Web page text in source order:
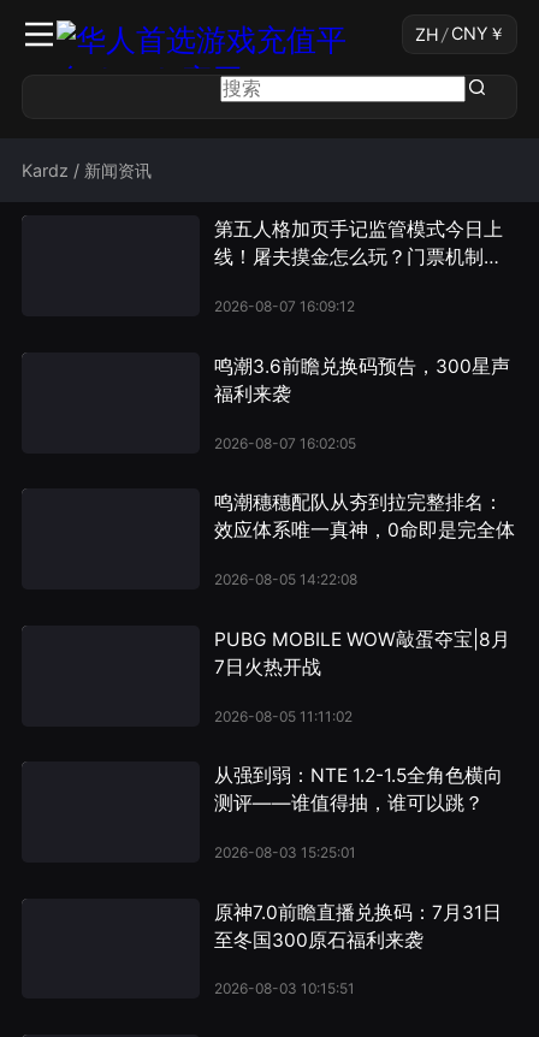
ZH/ CNY ￥
Kardz / 新闻资讯
第五人格加页手记监管模式今日上
线！屠夫摸金怎么玩？门票机制详
2026-08-07 16:09:12
鸣潮3.6前瞻兑换码预告，300星声
福利来袭
2026-08-07 16:02:05
鸣潮穗穗配队从夯到拉完整排名：
效应体系唯一真神，0命即是完全体
2026-08-05 14:22:08
PUBG MOBILE WOW敲蛋夺宝|8月
7日火热开战
2026-08-05 11:11:02
从强到弱：NTE 1.2-1.5全角色横向
测评——谁值得抽，谁可以跳？
2026-08-03 15:25:01
原神7.0前瞻直播兑换码：7月31日
至冬国300原石福利来袭
2026-08-03 10:15:51